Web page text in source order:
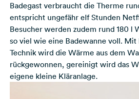
Badegast verbraucht die Therme
entspricht ungefähr elf Stunden
Besucher werden zudem rund 180 l
so viel wie eine Badewanne voll.
Technik wird die Wärme aus dem
rückgewonnen, gereinigt wird das
eigene kleine Kläranlage.